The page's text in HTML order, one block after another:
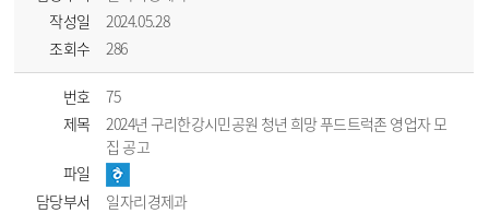
작성일
2024.05.28
조회수
286
번호
75
제목
2024년 구리한강시민공원 청년 희망 푸드트럭존 영업자 모
집 공고
파일
담당부서
일자리경제과